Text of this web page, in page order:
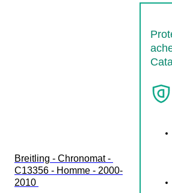
Breitling - Chronomat -
C13356 - Homme - 2000-
2010